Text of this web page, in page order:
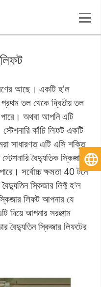
আছে। একটি হ'ল
প্রথম তল থেকে দ্বিতীয় তল
অথবা আপনি এটি
কাঁচি লিফট একটি
সাধারণত এটি এসি শক্তি
বৈদ্যুতিক স্কিজার
সর্বোচ্চ ক্ষমতা 40 টনে
স্কিজার লিফ্ট হ'ল
লিফট আপনার যে
দিয়ে আপনার সরঞ্জাম
বৈদ্যুতিন স্কিজার লিফটের